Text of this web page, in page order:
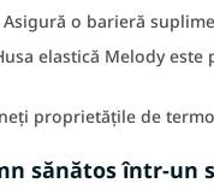
Asigură o barieră
elastică Melody
proprietățile de
sănătos într-un